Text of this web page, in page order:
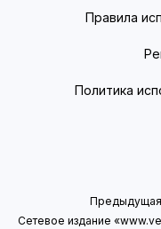
Правила
Политика
Предыдущая
Сетевое издание